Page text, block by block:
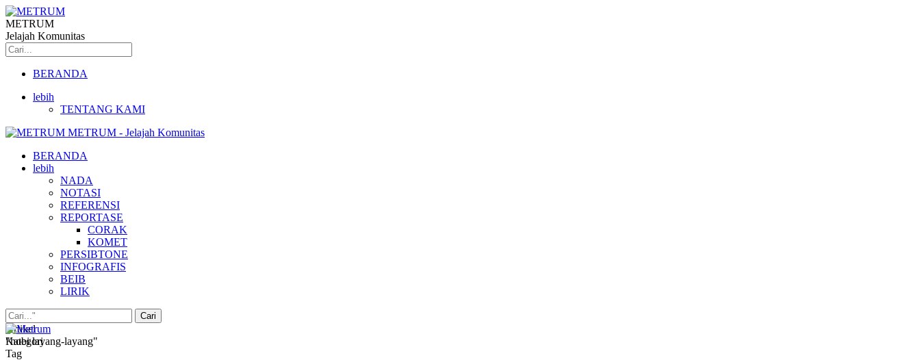
METRUM
Jelajah Komunitas
BERANDA
lebih
TENTANG KAMI
METRUM - Jelajah Komunitas
BERANDA
lebih
NADA
NOTASI
REFERENSI
REPORTASE
CORAK
KOMET
PERSIBTONE
INFOGRAFIS
BEIB
LIRIK
Artikel
Kategori
Tag
"hobi layang-layang"